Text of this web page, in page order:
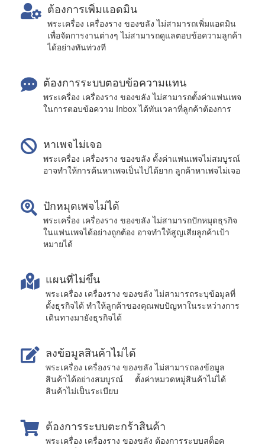
ต้องการเพิ่มแอดมิน
พระเครื่อง เครื่องราง ของขลัง ไม่สามารถเพิ่มแอดมิน
เพื่อจัดการงานต่างๆ ไม่สามารถดูแลตอบข้อความลูกค้า
ได้อย่างทันท่วงที
ต้องการระบบตอบข้อความแทน
พระเครื่อง เครื่องราง ของขลัง ไม่สามารถตั้งค่าแฟนเพจ
ในการตอบข้อความ Inbox ได้ทันเวลาที่ลูกค้าต้องการ
หาเพจไม่เจอ
พระเครื่อง เครื่องราง ของขลัง ตั้งค่าแฟนเพจไม่สมบูรณ์
อาจทำให้การค้นหาเพจเป็นไปได้ยาก ลูกค้าหาเพจไม่เจอ
ปักหมุดเพจไม่ได้
พระเครื่อง เครื่องราง ของขลัง ไม่สามารถปักหมุดธุรกิจ
ในแฟนเพจได้อย่างถูกต้อง อาจทำให้สูญเสียลูกค้าเป้า
หมายได้
แผนที่ไม่ขึ้น
พระเครื่อง เครื่องราง ของขลัง ไม่สามารถระบุข้อมูลที่
ตั้งธุรกิจได้ ทำให้ลูกค้าของคุณพบปัญหาในระหว่างการ
เดินทางมายังธุรกิจได้
ลงข้อมูลสินค้าไม่ได้
พระเครื่อง เครื่องราง ของขลัง ไม่สามารถลงข้อมูล
สินค้าได้อย่างสมบูรณ์ ตั้งค่าหมวดหมู่สินค้าไม่ได้
สินค้าไม่เป็นระเบียบ
ต้องการระบบตะกร้าสินค้า
พระเครื่อง เครื่องราง ของขลัง ต้องการระบบสต็อค